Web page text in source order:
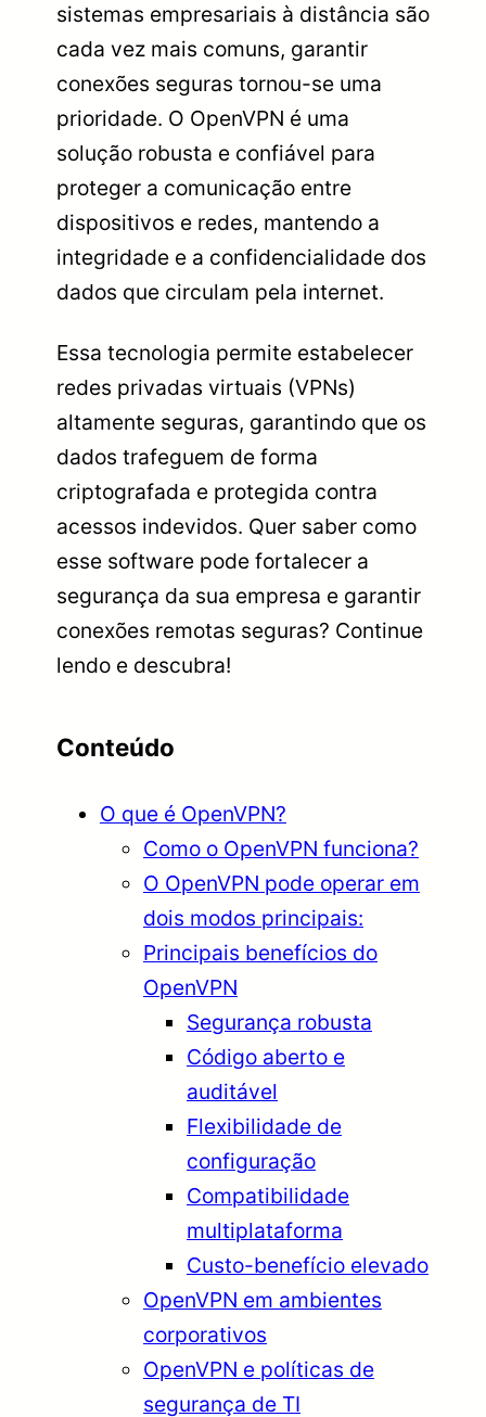
sistemas empresariais à distância são
cada vez mais comuns, garantir
conexões seguras tornou-se uma
prioridade. O OpenVPN é uma
solução robusta e confiável para
proteger a comunicação entre
dispositivos e redes, mantendo a
integridade e a confidencialidade dos
dados que circulam pela internet.
Essa tecnologia permite estabelecer
redes privadas virtuais (VPNs)
altamente seguras, garantindo que os
dados trafeguem de forma
criptografada e protegida contra
acessos indevidos. Quer saber como
esse software pode fortalecer a
segurança da sua empresa e garantir
conexões remotas seguras? Continue
lendo e descubra!
Conteúdo
O que é OpenVPN?
Como o OpenVPN funciona?
O OpenVPN pode operar em
dois modos principais:
Principais benefícios do
OpenVPN
Segurança robusta
Código aberto e
auditável
Flexibilidade de
configuração
Compatibilidade
multiplataforma
Custo-benefício elevado
OpenVPN em ambientes
corporativos
OpenVPN e políticas de
segurança de TI